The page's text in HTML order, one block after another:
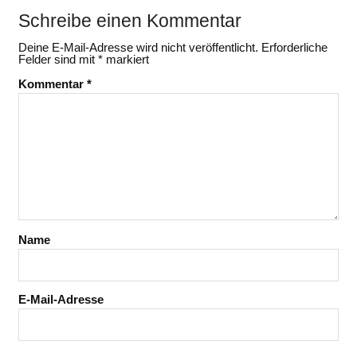
Schreibe einen Kommentar
Deine E-Mail-Adresse wird nicht veröffentlicht. Erforderliche
Felder sind mit *markiert
Kommentar *
Name
E-Mail-Adresse